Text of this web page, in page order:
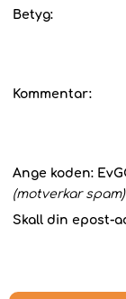
Betyg:
Kommentar:
Ange koden:
(motverkar spam)
Skall din epost-